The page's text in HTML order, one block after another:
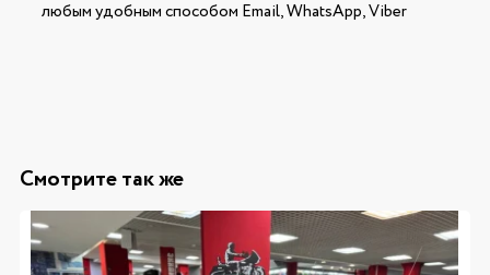
любым удобным способом Email, WhatsApp, Viber
Смотрите так же